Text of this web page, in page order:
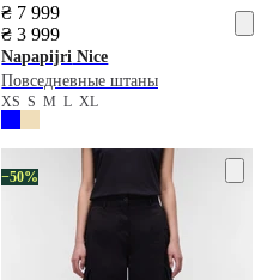
₴ 7 999
₴ 3 999
Napapijri Nice
Повседневные штаны
XSSMLXL
−50%